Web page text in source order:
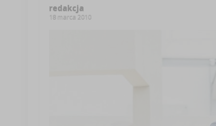
redakcja
18 marca 2010